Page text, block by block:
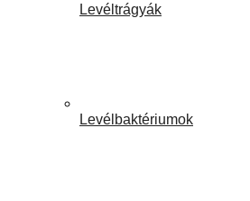
Levéltrágyák
Levélbaktériumok